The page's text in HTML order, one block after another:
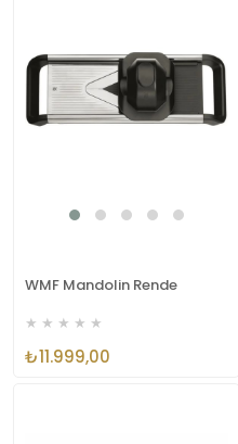
WMF Mandolin Rende
★ ★ ★ ★ ★
₺11.999,00